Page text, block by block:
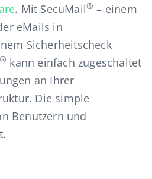
. Mit SecuMail® – einem
eMails in
Sicherheitscheck
® kann einfach zugeschaltet
an Ihrer
Die simple
Benutzern und